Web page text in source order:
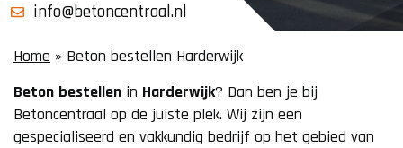
info@betoncentraal.nl
Home » Beton bestellen Harderwijk
Beton bestellen in Harderwijk? Dan ben je bij
Betoncentraal op de juiste plek. Wij zijn een
gespecialiseerd en vakkundig bedrijf op het gebied van